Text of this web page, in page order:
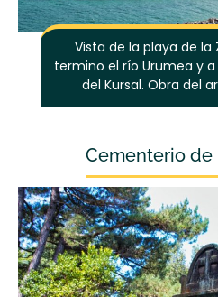
Vista de la playa de la
termino el río Urumea y
del Kursal. Obra del
Cementerio de